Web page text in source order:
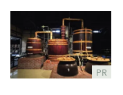
PR